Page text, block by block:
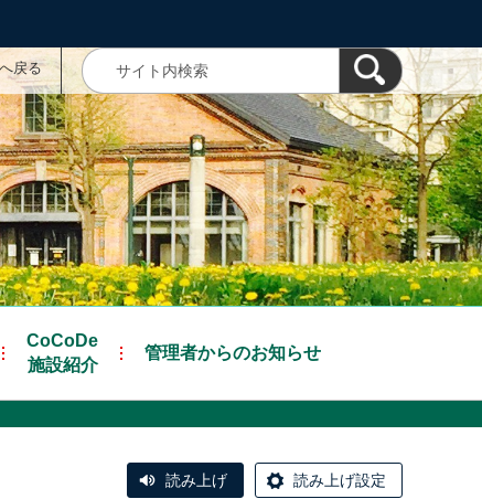
戻る
CoCoDe
施設紹介
管理者からのお知らせ
読み上げ 読み上げ設定